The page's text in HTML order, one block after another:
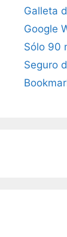
Galleta
Google
Sólo 90
Seguro